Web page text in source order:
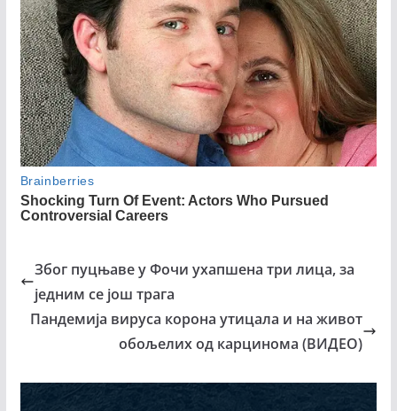
Због пуцњаве у Фочи ухапшена три лица, за
једним се још трага
Пандемија вируса корона утицала и на живот
обољелих од карцинома (ВИДЕО)